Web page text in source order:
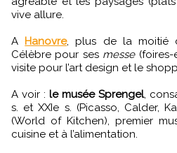
vive allure.
A Hanovre, plus de la moitié
Célèbre pour ses messe(foires-
visite pour l’art design et le
A voir : le musée Sprengel,
s. et XXIe s. (Picasso, Calder,
(World of Kitchen), premier
cuisine et à l’alimentation.